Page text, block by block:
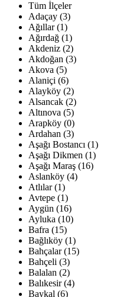
Tüm İlçeler
Adaçay (3)
Ağıllar (1)
Ağırdağ (1)
Akdeniz (2)
Akdoğan (3)
Akova (5)
Alaniçi (6)
Alayköy (2)
Alsancak (2)
Altınova (5)
Arapköy (0)
Ardahan (3)
Aşağı Bostancı (1)
Aşağı Dikmen (1)
Aşağı Maraş (16)
Aslanköy (4)
Atlılar (1)
Avtepe (1)
Aygün (16)
Ayluka (10)
Bafra (15)
Bağlıköy (1)
Bahçalar (15)
Bahçeli (3)
Balalan (2)
Balıkesir (4)
Baykal (6)